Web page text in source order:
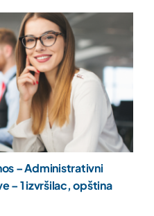
– Administrativni
– 1 izvršilac, opština